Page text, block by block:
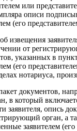
или
описи
(его
извещения
от
указанных в
(его
нотариуса,
документов,
в который
заявителя, опись
орган, а
заявителем (его